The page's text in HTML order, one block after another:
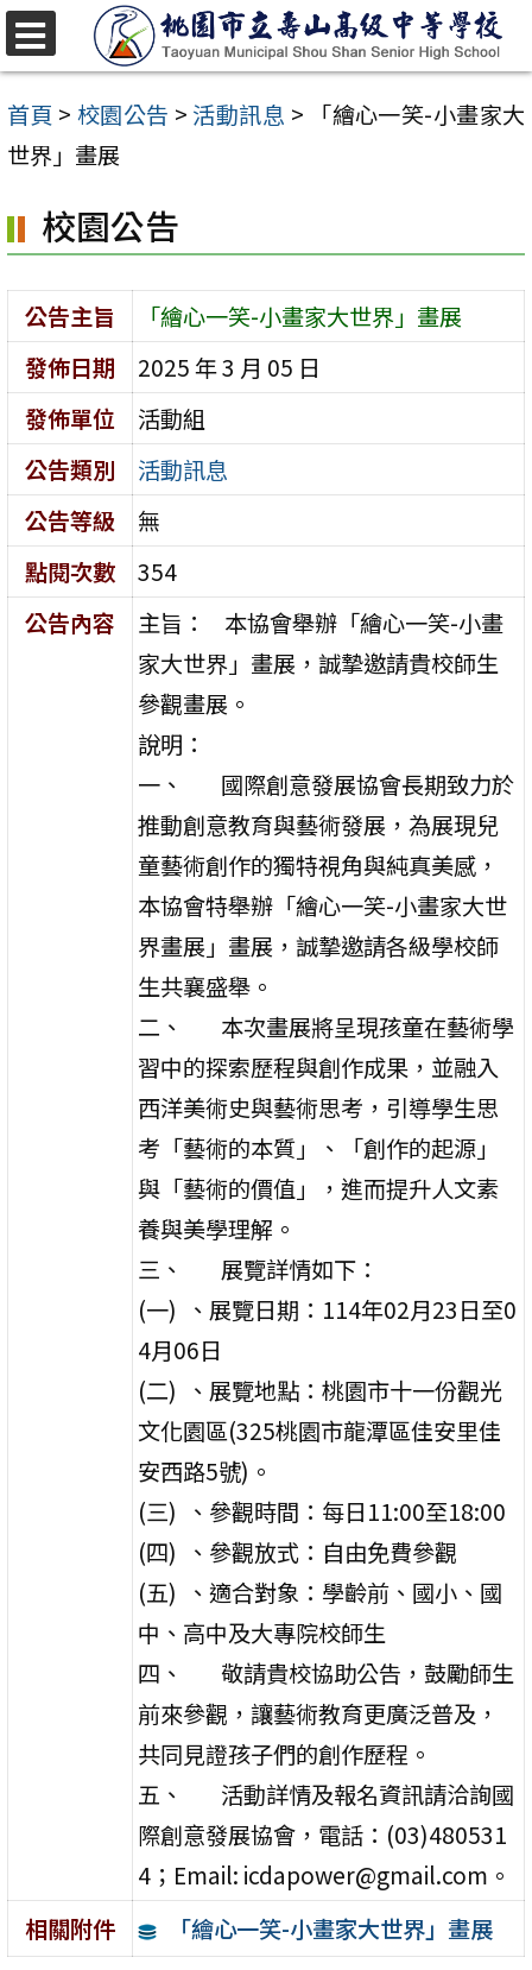
跳
至
主
要
容
區
首頁 > 校園公告 > 活動訊息 >
「繪心一笑-小畫家大
世界」畫展
校園公告
公告主旨
「繪心一笑-小畫家大世界」畫展
發佈日期
2025 年 3 月 05 日
發佈單位
活動組
公告類別
活動訊息
公告等級
無
點閱次數
354
公告內容
主旨： 本協會舉辦「繪心一笑-小畫
家大世界」畫展，誠摯邀請貴校師生
參觀畫展。
說明：
一、 國際創意發展協會長期致力於
推動創意教育與藝術發展，為展現兒
童藝術創作的獨特視角與純真美感，
本協會特舉辦「繪心一笑-小畫家大世
界畫展」畫展，誠摯邀請各級學校師
生共襄盛舉。
二、 本次畫展將呈現孩童在藝術學
習中的探索歷程與創作成果，並融入
西洋美術史與藝術思考，引導學生思
考「藝術的本質」、「創作的起源」
與「藝術的價值」，進而提升人文素
養與美學理解。
三、 展覽詳情如下：
(一) 、展覽日期：114年02月23日至0
4月06日
(二) 、展覽地點：桃園市十一份觀光
文化園區(325桃園市龍潭區佳安里佳
安西路5號)。
(三) 、參觀時間：每日11:00至18:00
(四) 、參觀放式：自由免費參觀
(五) 、適合對象：學齡前、國小、國
中、高中及大專院校師生
四、 敬請貴校協助公告，鼓勵師生
前來參觀，讓藝術教育更廣泛普及，
共同見證孩子們的創作歷程。
五、 活動詳情及報名資訊請洽詢國
際創意發展協會，電話：(03)480531
4；Email: icdapower@gmail.com。
相關附件
「繪心一笑-小畫家大世界」畫展
選
單